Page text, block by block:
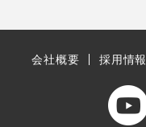
会社概要 採用情報